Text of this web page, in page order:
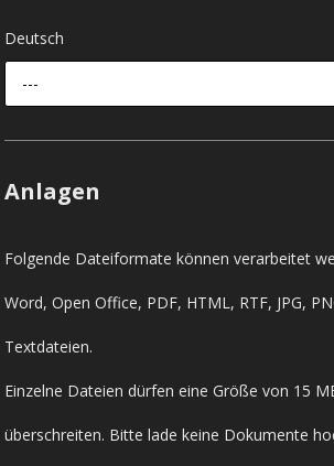
Deutsch
---
Anlagen
Folgende Dateiformate können verarbeitet
Word, Open Office, PDF, HTML, RTF, JPG,
Textdateien.
Einzelne Dateien dürfen eine Größe von 15
überschreiten. Bitte lade keine Dokumente